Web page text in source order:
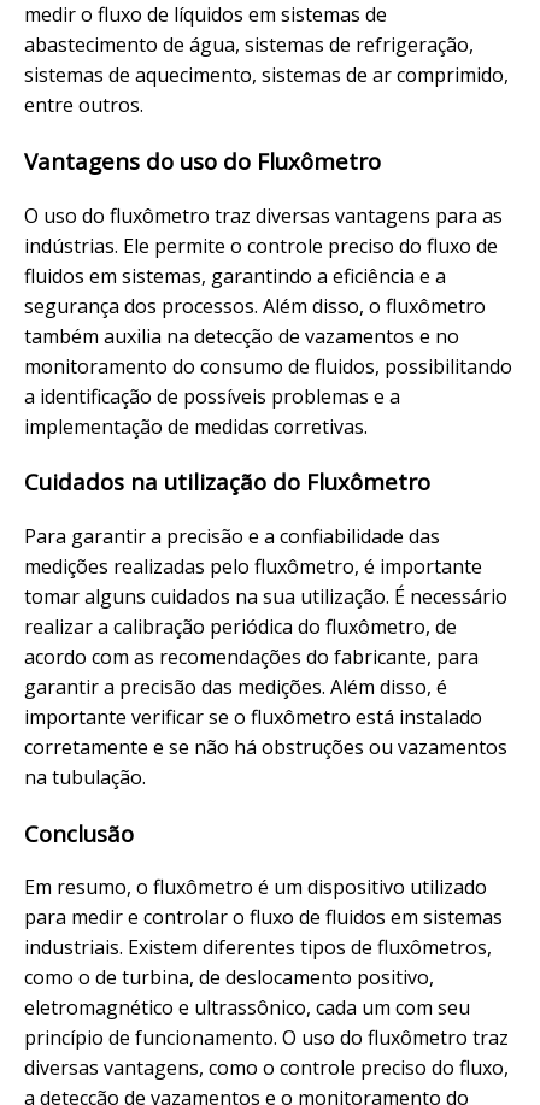
medir o fluxo de líquidos em sistemas de
abastecimento de água, sistemas de refrigeração,
sistemas de aquecimento, sistemas de ar comprimido,
entre outros.
Vantagens do uso do Fluxômetro
O uso do fluxômetro traz diversas vantagens para as
indústrias. Ele permite o controle preciso do fluxo de
fluidos em sistemas, garantindo a eficiência e a
segurança dos processos. Além disso, o fluxômetro
também auxilia na detecção de vazamentos e no
monitoramento do consumo de fluidos, possibilitando
a identificação de possíveis problemas e a
implementação de medidas corretivas.
Cuidados na utilização do Fluxômetro
Para garantir a precisão e a confiabilidade das
medições realizadas pelo fluxômetro, é importante
tomar alguns cuidados na sua utilização. É necessário
realizar a calibração periódica do fluxômetro, de
acordo com as recomendações do fabricante, para
garantir a precisão das medições. Além disso, é
importante verificar se o fluxômetro está instalado
corretamente e se não há obstruções ou vazamentos
na tubulação.
Conclusão
Em resumo, o fluxômetro é um dispositivo utilizado
para medir e controlar o fluxo de fluidos em sistemas
industriais. Existem diferentes tipos de fluxômetros,
como o de turbina, de deslocamento positivo,
eletromagnético e ultrassônico, cada um com seu
princípio de funcionamento. O uso do fluxômetro traz
diversas vantagens, como o controle preciso do fluxo,
a detecção de vazamentos e o monitoramento do